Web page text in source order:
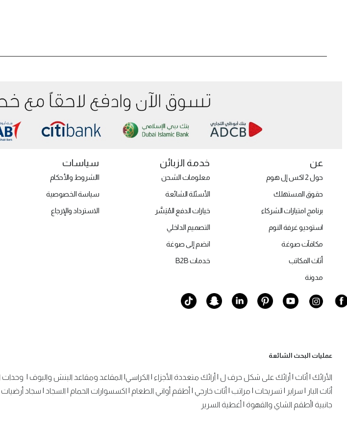
عن
حول 2 اكس إل هوم
حقوق المستهلك
برنامج امتيازات الشركاء
استوديو غرفة النوم
مكافآت صوغة
أثاث المكاتب
مدونة
خدمة الزبائن
معلومات الشحن
الأسئلة الشائعة
خيارات الدفع المُيَسَّر
التصميم الداخلي
انضم إلى صوغة
خدمات B2B
سياسات
االشروط والأحكام
سياسة الخصوصية
الاسترداد والإرجاع
عمليات البحث الشائعة
الأرائك أثاث أرائك على شكل حرف ل أرائك متعددة الأجزاء الكراسي المقاعد ومقاعد البنش والبوف وحدات
أثاث البار
سراير تسريحات مراتب أثاث خارجي أطقم أواني الطعام اكسسوارات الحمام السجاد سجاد أرضيات
جانبية أطقم الشاي والقهوة أغطية السرير